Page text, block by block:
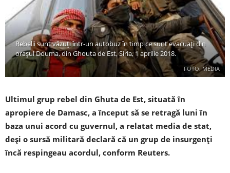
FOTO: MEDIA
Rebelii sunt văzuți într-un autobuz în timp ce sunt evacuați din
orașul Douma, din Ghouta de Est, Siria, 1 aprilie 2018.
Ultimul grup rebel din Ghuta de Est, situată în
apropiere de Damasc, a început să se retragă luni în
baza unui acord cu guvernul, a relatat media de stat,
deși o sursă militară declară că un grup de insurgenți
încă respingeau acordul, conform Reuters.